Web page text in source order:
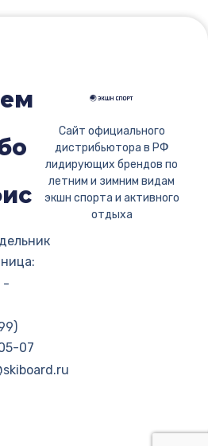
Сайт официального
дистрибьютора в РФ
лидирующих брендов по
летним и зимним видам
экшн спорта и активного
отдыха
-
07